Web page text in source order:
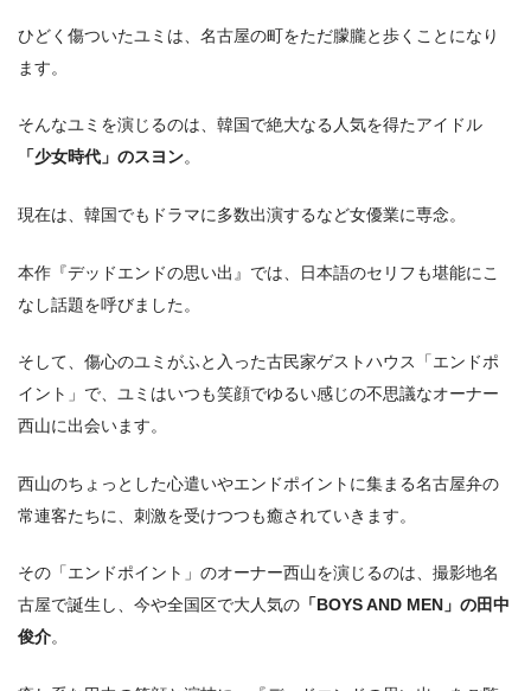
ひどく傷ついたユミは、名古屋の町をただ朦朧と歩くことになり
ます。
そんなユミを演じるのは、韓国で絶大なる人気を得たアイドル
「少女時代」のスヨン。
現在は、韓国でもドラマに多数出演するなど女優業に専念。
本作『デッドエンドの思い出』では、日本語のセリフも堪能にこ
なし話題を呼びました。
そして、傷心のユミがふと入った古民家ゲストハウス「エンドポ
イント」で、ユミはいつも笑顔でゆるい感じの不思議なオーナー
西山に出会います。
西山のちょっとした心遣いやエンドポイントに集まる名古屋弁の
常連客たちに、刺激を受けつつも癒されていきます。
その「エンドポイント」のオーナー西山を演じるのは、撮影地名
古屋で誕生し、今や全国区で大人気の 「BOYS AND MEN」の田中
俊介。